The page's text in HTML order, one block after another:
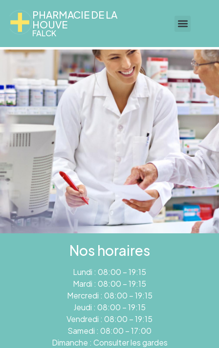
PHARMACIE DE LA
HOUVE
FALCK
Nos horaires
Lundi : 08:00 – 19:15
Mardi : 08:00 – 19:15
Mercredi : 08:00 – 19:15
Jeudi : 08:00 – 19:15
Vendredi : 08:00 – 19:15
Samedi : 08:00 – 17:00
Dimanche : Consulter les gardes